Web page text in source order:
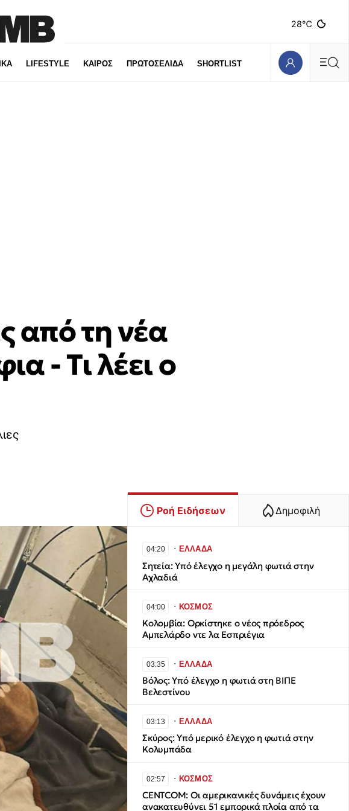
28℃
LIFESTYLE ΚΑΙΡΟΣ ΠΡΩΤΟΣΕΛΙΔΑ SHORTLIST
από τη νέα
- Τι λέει ο
Ροή Ειδήσεων Δημοφιλή
04:20 ∙ ΕΛΛΑΔΑ
Σητεία: Υπό έλεγχο η μεγάλη φωτιά στην
Αχλαδιά
04:00 ∙ ΚΟΣΜΟΣ
Κολομβία: Ορκίστηκε ο νέος πρόεδρος
Αμπελάρδο ντε λα Εσπριέγια
03:35 ∙ ΕΛΛΑΔΑ
Βόλος: Υπό έλεγχο η φωτιά στη ΒΙΠΕ
Βελεστίνου
03:13 ∙ ΕΛΛΑΔΑ
Σκύρος: Υπό μερικό έλεγχο η φωτιά στην
Κολυμπάδα
02:57 ∙ ΚΟΣΜΟΣ
CENTCOM: Οι αμερικανικές δυνάμεις έχουν
ανακατευθύνει 51 εμπορικά πλοία από τα